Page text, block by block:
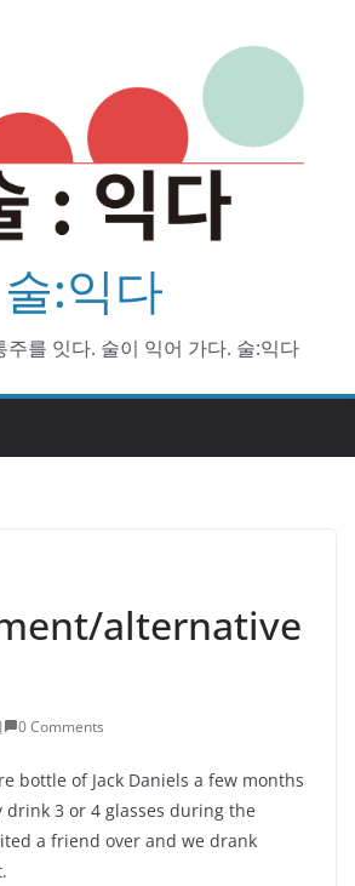
술:익다
주를 잇다. 술이 익어 가다. 술:익다
alternative
0 Comments
bottle of Jack Daniels a few months
drink 3 or 4 glasses during the
a friend over and we drank